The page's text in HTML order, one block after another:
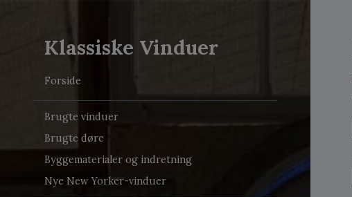
Klassiske Vinduer
Forside
Brugte vinduer
Brugte døre
Byggematerialer og indretning
Nye New Yorker-vinduer